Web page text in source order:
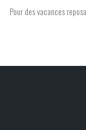
Pour des vacances